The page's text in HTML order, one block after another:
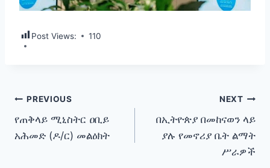
Post Views: 110
Post
navigation
PREVIOUS
የጠቅላይ ሚኒስትር ዐቢይ
አሕመድ (ዶ/ር) መልዕክት
NEXT
በኢትዮጵያ በመከናወን ላይ
ያሉ የመኖሪያ ቤት ልማት
ሥራዎች